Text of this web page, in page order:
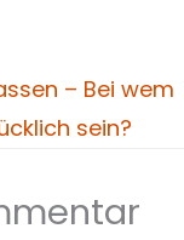
– Bei wem
sein?